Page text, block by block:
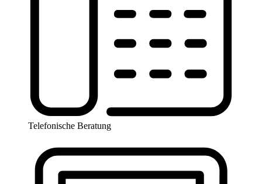
Telefonische Beratung